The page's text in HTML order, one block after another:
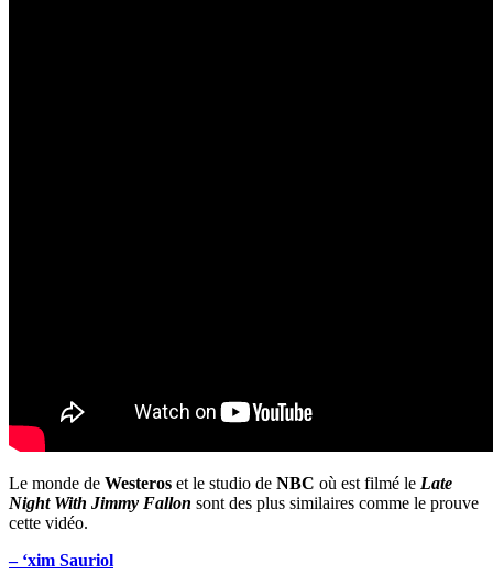
Le monde de Westeros et le studio de NBC où est filmé le Late
Night With Jimmy Fallon sont des plus similaires comme le prouve
cette vidéo.
– ‘xim Sauriol